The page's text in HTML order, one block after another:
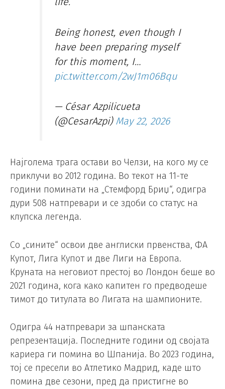
Being honest, even though I
have been preparing myself
for this moment, I…
pic.twitter.com/2wJ1m06Bqu
— César Azpilicueta
(@CesarAzpi) May 22, 2026
Најголема трага остави во Челзи, на кого му се
приклучи во 2012 година. Во текот на 11-те
години поминати на „Стемфорд Бриџ“, одигра
дури 508 натпревари и се здоби со статус на
клупска легенда.
Со „сините“ освои две англиски првенства, ФА
Купот, Лига Купот и две Лиги на Европа.
Круната на неговиот престој во Лондон беше во
2021 година, кога како капитен го предводеше
тимот до титулата во Лигата на шампионите.
Одигра 44 натпревари за шпанската
репрезентација. Последните години од својата
кариера ги помина во Шпанија. Во 2023 година,
тој се пресели во Атлетико Мадрид, каде што
помина две сезони, пред да пристигне во